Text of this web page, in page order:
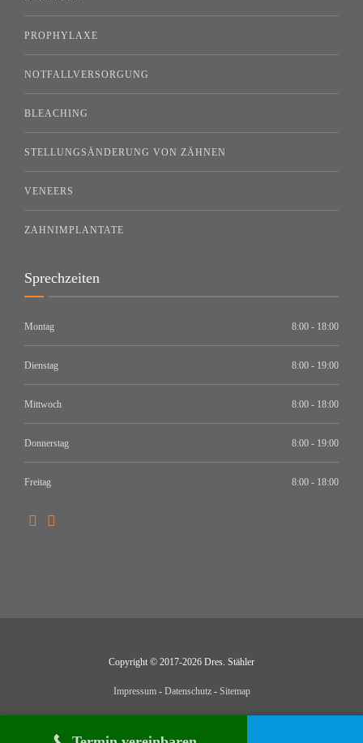
PROPHYLAXE
NOTFALLVERSORGUNG
BLEACHING
STELLUNGSÄNDERUNG VON ZÄHNEN
VENEERS
ZAHNIMPLANTATE
Sprechzeiten
Montag 8:00 - 18:00
Dienstag 8:00 - 19:00
Mittwoch 8:00 - 18:00
Donnerstag 8:00 - 19:00
Freitag 8:00 - 18:00
Copyright © 2017-2026 Dres. Stähler
Impressum- Datenschutz- Sitemap